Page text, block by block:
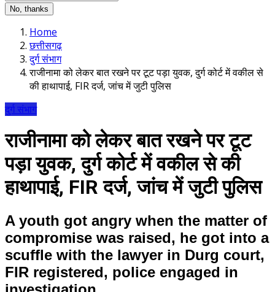
No, thanks
Home
छत्तीसगढ़
दुर्ग संभाग
राजीनामा को लेकर बात रखने पर टूट पड़ा युवक, दुर्ग कोर्ट में वकील से
की हाथापाई, FIR दर्ज, जांच में जुटी पुलिस
दुर्ग संभाग
राजीनामा को लेकर बात रखने पर टूट
पड़ा युवक, दुर्ग कोर्ट में वकील से की
हाथापाई, FIR दर्ज, जांच में जुटी पुलिस
A youth got angry when the matter of
compromise was raised, he got into a
scuffle with the lawyer in Durg court,
FIR registered, police engaged in